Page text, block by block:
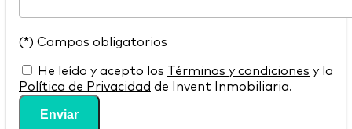
(*) Campos obligatorios
He leído y acepto los Términos y condiciones y la
Política de Privacidad de Invent Inmobiliaria.
Enviar